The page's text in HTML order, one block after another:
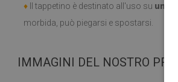
♦ Il tappetino è destinato all'uso su una
morbida, può piegarsi e spostarsi.
IMMAGINI DEL NOSTRO